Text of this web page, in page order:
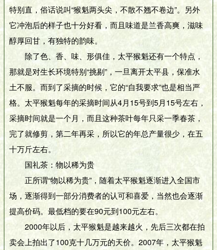
特别直，俗话说叫“猴魁两头尖，不散不翘不卷边”。另外
它冲泡后的样子也十分好看，而且味道是兰香高爽，滋味
醇厚回甘，有独特的韵味。
除了色、香、味、形俱佳，太平猴魁还有一个特点，
那就是对生长环境特别“挑剔”，一旦离开太平县，保准水
土不服。而到了采摘的时候，它的“自我要求”也是相当严
格。太平猴魁每年的采摘时间从4月15号到5月15号左右，
采摘时间就是一个月，而且这种茶叶每年只采一季春茶，
完了就修剪，第二年再采，所以它的年总产量很少，在五
十万斤左右。
国礼茶：物以稀为贵
正所谓“物以稀为贵”，随着太平猴魁逐渐进入全国市
场，逐渐得到一部分消费者的认可和喜爱，当然也会逐渐
提高价码。最低档的要在90元到100元左右。
2000年以后，太平猴魁是越来越火，先后三次都在拍
卖会上拍出了100克十几万元的天价。2007年，太平猴魁